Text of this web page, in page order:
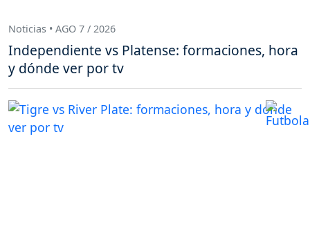
Noticias • AGO 7 / 2026
Independiente vs Platense: formaciones, hora
y dónde ver por tv